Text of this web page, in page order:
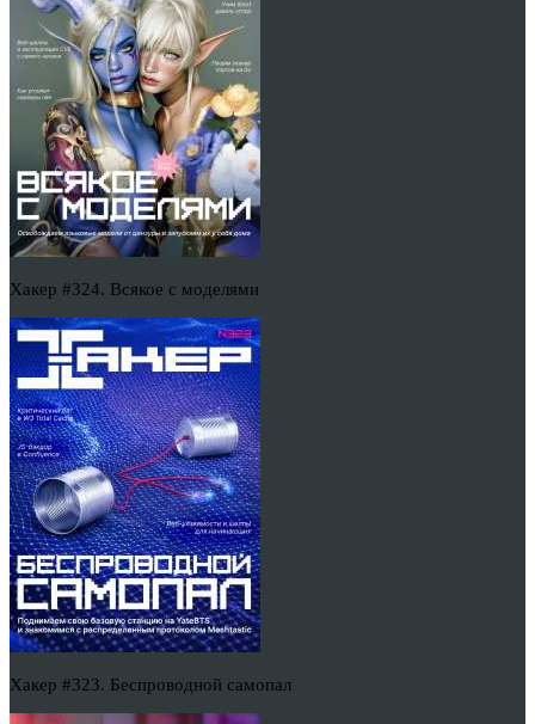
Хакер #324. Всякое с моделями
Хакер #323. Беспроводной самопал